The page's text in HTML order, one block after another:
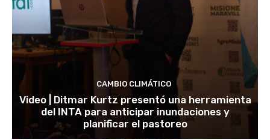
CAMBIO CLIMÁTICO
Video | Ditmar Kurtz presentó una herramienta
del INTA para anticipar inundaciones y
planificar el pastoreo